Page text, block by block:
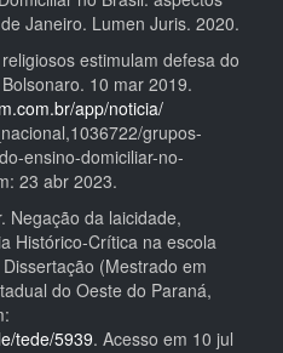
Janeiro. Lumen Juris. 2020.
estimulam defesa do
10 mar 2019.
app/noticia/
grupos-
ensino-domiciliar-no-
23 abr 2023.
Negação da laicidade,
Histórico-Crítica na escola
(Mestrado em
do Oeste do Paraná,
tede/5939. Acesso em 10 jul